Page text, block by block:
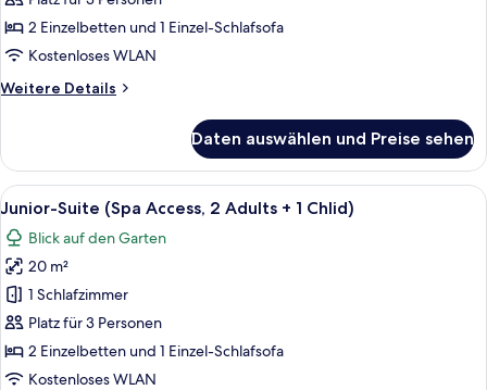
Access,
3
anzeigen
2 Einzelbetten und 1 Einzel-Schlafsofa
Kostenloses WLAN
Weitere Details
Weitere
Suite
(Spa
Access,
Adults)
Daten auswählen und Preise sehen
Alle
Fotos
für
Junior-
Suite
(Spa
Access,
2
Ein Hotelzimmer mit Bett,
6
Junior-Suite (Spa Access, 2 Adults + 1 Chlid)
Blick auf den Garten
20 m²
1 Schlafzimmer
Platz für 3 Personen
2 Einzelbetten und 1 Einzel-Schlafsofa
Kostenloses WLAN